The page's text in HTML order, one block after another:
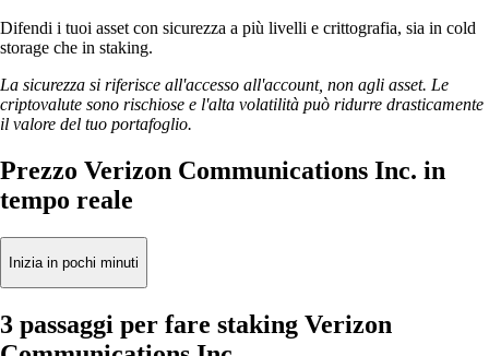
Difendi i tuoi asset con sicurezza a più livelli e crittografia, sia in cold
storage che in staking.
La sicurezza si riferisce all'accesso all'account, non agli asset. Le
criptovalute sono rischiose e l'alta volatilità può ridurre drasticamente
il valore del tuo portafoglio.
Prezzo Verizon Communications Inc. in
tempo reale
Inizia in pochi minuti
3 passaggi per fare staking Verizon